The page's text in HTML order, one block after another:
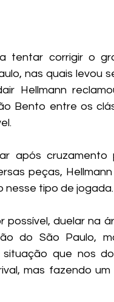
tentar corrigir o
nas quais levou
Hellmann
Bento entre os
após
peças,
nesse tipo de jogada.
possível, duelar na
do São Paulo,
que nos
mas fazendo